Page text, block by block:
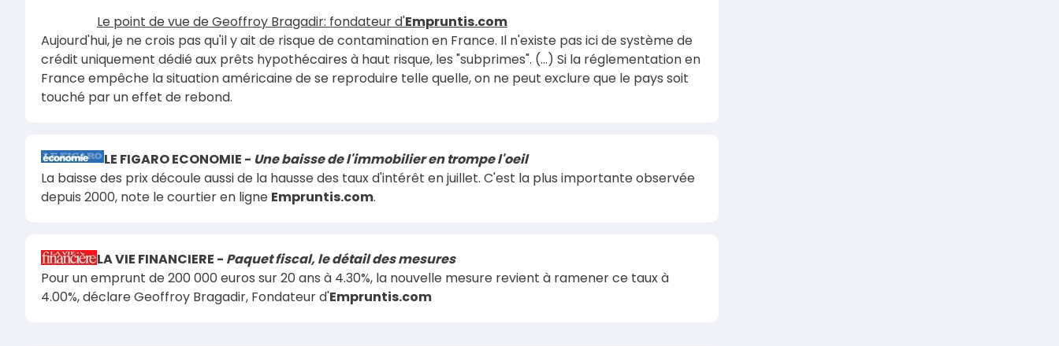
Le point de vue de Geoffroy Bragadir: fondateur d'Empruntis.com
Aujourd'hui, je ne crois pas qu'il y ait de risque de contamination en France. Il n'existe pas ici de système de
crédit uniquement dédié aux prêts hypothécaires à haut risque, les "subprimes". (...) Si la réglementation en
France empêche la situation américaine de se reproduire telle quelle, on ne peut exclure que le pays soit
touché par un effet de rebond.
LE FIGARO ECONOMIE - Une baisse de l'immobilier en trompe l'oeil
La baisse des prix découle aussi de la hausse des taux d'intérêt en juillet. C'est la plus importante observée
depuis 2000, note le courtier en ligne Empruntis.com.
LA VIE FINANCIERE - Paquet fiscal, le détail des mesures
Pour un emprunt de 200 000 euros sur 20 ans à 4.30%, la nouvelle mesure revient à ramener ce taux à
4.00%, déclare Geoffroy Bragadir, Fondateur d'Empruntis.com